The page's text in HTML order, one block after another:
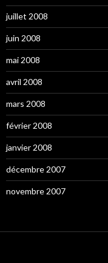
juillet 2008
juin 2008
mai 2008
avril 2008
mars 2008
février 2008
janvier 2008
décembre 2007
novembre 2007